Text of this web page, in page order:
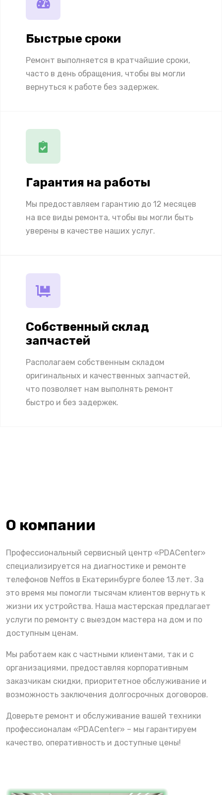
Быстрые сроки
Ремонт выполняется в кратчайшие сроки,
часто в день обращения, чтобы вы могли
вернуться к работе без задержек.
Гарантия на работы
Мы предоставляем гарантию до 12 месяцев
на все виды ремонта, чтобы вы могли быть
уверены в качестве наших услуг.
Собственный склад
запчастей
Располагаем собственным складом
оригинальных и качественных запчастей,
что позволяет нам выполнять ремонт
быстро и без задержек.
О компании
Профессиональный сервисный центр «PDACenter»
специализируется на диагностике и ремонте
телефонов Neffos в Екатеринбурге более 13 лет. За
это время мы помогли тысячам клиентов вернуть к
жизни их устройства. Наша мастерская предлагает
услуги по ремонту с выездом мастера на дом и по
доступным ценам.
Мы работаем как с частными клиентами, так и с
организациями, предоставляя корпоративным
заказчикам скидки, приоритетное обслуживание и
возможность заключения долгосрочных договоров.
Доверьте ремонт и обслуживание вашей техники
профессионалам «PDACenter» – мы гарантируем
качество, оперативность и доступные цены!